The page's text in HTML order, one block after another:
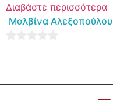
Διαβάστε περισσότερα
Μαλβίνα Αλεξοπούλου